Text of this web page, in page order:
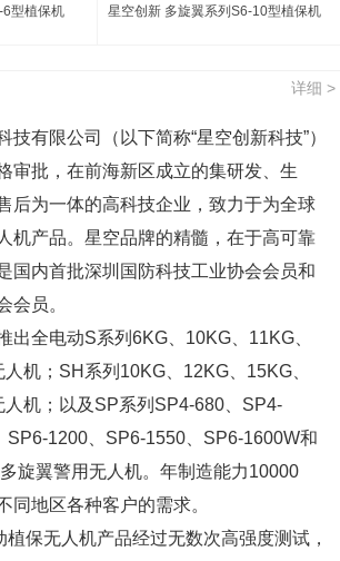
6型植保机 星空创新 多旋翼系列S6-10型植保机
详细 >
技有限公司（以下简称“星空创新科技”）
审批，在前海新区成立的集研发、生
后为一体的高科技企业，致力于为全球
机产品。星空品牌的精髓，在于高可靠
国内首批深圳国防科技工业协会会员和
会员。
出全电动S系列6KG、10KG、11KG、
机；SH系列10KG、12KG、15KG、
人机；以及SP系列SP4-680、SP4-
SP6-1200、SP6-1550、SP6-1600W和
旋翼警用无人机。年制造能力10000
同地区各种客户的需求。
保无人机产品经过无数次高强度测试，